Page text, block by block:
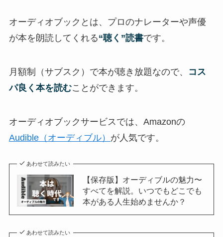
オーディオブックとは、プロのナレーターや声優
が本を朗読してくれる“聴く”読書です。
月額制（サブスク）で本が聴き放題なので、
コス
パ良く本を読むことができます。
オーディオブックサービスでは、Amazonの
Audible（オーディブル） が人気です。
あわせて読みたい
【保存版】オーディブルの魅力〜
すべてを解説。いつでもどこでも
本がある人生始めませんか？
あわせて読みたい